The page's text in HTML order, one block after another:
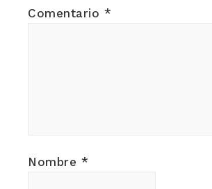
Comentario *
Nombre *